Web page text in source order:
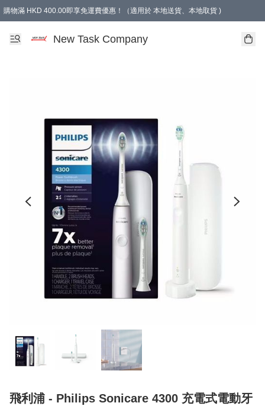
購物滿 HKD 400.00即享免運費優惠！（適用於 本地送貨、本地取貨 )
New Task Company
飛利浦 - Philips Sonicare 4300 充電式電動牙